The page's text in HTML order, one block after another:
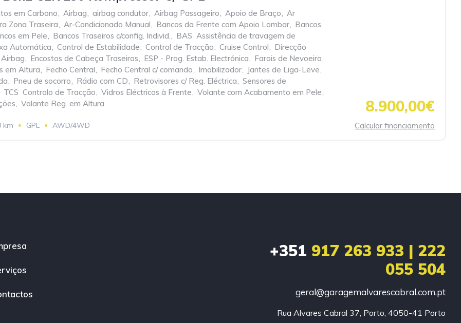
em Carbono, Airbag, airbag condutor, Airbag Passageiro, Apoio de Braço, Ar
Zona Traseira, Ar-Condicionado Manual, Bancos da Frente com Apoio Lombar, Bancos
em Pele, Bancos Traseiros c/config. Individ., BAS  Assistência de travagem de
Automática, Control de Estabilidade, Control de Tracção, Cruise Control, Direcção
, Encostos de Cabeça Traseiros, ESP - Prog. Estab. Electrónica, Farois de Nevoeiro,
em Altura, Fecho Central, Fecho Central c/ comando, Imobilizador, Jantes de Liga-Leve,
, Pneu de socorro, Rádio com CD, Retrovisores c/ Reg. Eléctrica, Sensores de
TCS  Controlo de Tracção, Vidros Eléctricos à Frente, Volante com Acabamento em Pele,
, Volante Reg. em Altura
km GPL AWD/4WD
8.900,00€
Calcular financiamento
+351 917 263 933 | 222
055 504
geral@garagemalvarescabral.com.pt
Rua Alvares Cabral 37, Porto, 4050-41 Porto